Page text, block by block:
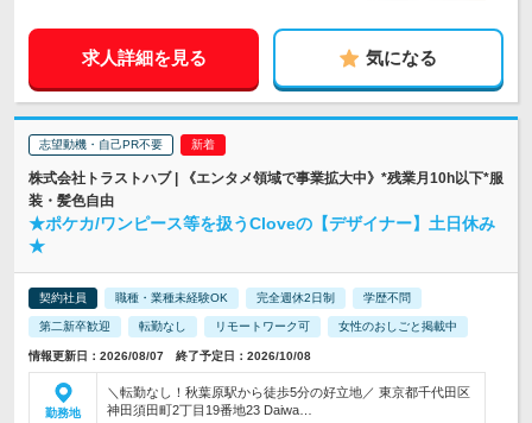
求人詳細を見る 気になる
志望動機・自己PR不要
株式会社トラストハブ | 《エンタメ領域で事業拡大中》*残業月10h以下*服
装・髪色自由
★ポケカ/ワンピース等を扱うCloveの【デザイナー】土日休み
★
契約社員 職種・業種未経験OK 完全週休2日制 学歴不問
第二新卒歓迎 転勤なし リモートワーク可 女性のおしごと掲載中
情報更新日：2026/08/07 終了予定日：2026/10/08
勤務地
＼転勤なし！秋葉原駅から徒歩5分の好立地／ 東京都千代田区
神田須田町2丁目19番地23 Daiwa…